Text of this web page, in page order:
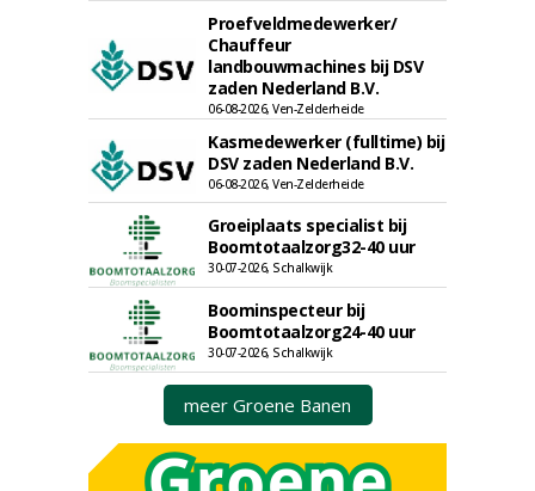
Proefveldmedewerker/
Chauffeur
landbouwmachines bij DSV
zaden Nederland B.V.
06-08-2026, Ven-Zelderheide
Kasmedewerker (fulltime) bij
DSV zaden Nederland B.V.
06-08-2026, Ven-Zelderheide
Groeiplaats specialist bij
Boomtotaalzorg32-40 uur
30-07-2026, Schalkwijk
Boominspecteur bij
Boomtotaalzorg24-40 uur
30-07-2026, Schalkwijk
meer Groene Banen